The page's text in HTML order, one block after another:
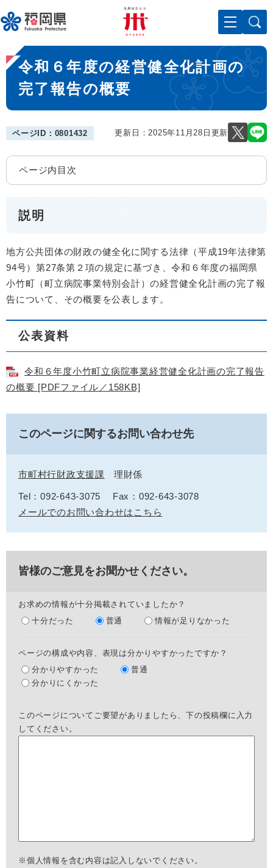
ー
ジ
先
頭
。
メニューを飛ばして本文へ
本
文
令和６年度の経営健全化計画の
完了報告の概要
ページID：0801432 更新日：2025年11月28日更新
ページ内目次
説明
地方公共団体の財政の健全化に関する法律（平成19年法律第
94号）第27条第２項の規定に基づき、令和６年度の福岡県
小竹町（町立病院事業特別会計）の経営健全化計画の完了報
告について、その概要を公表します。
公表資料
令和６年度小竹町立病院事業経営健全化計画の完了報告
の概要 [PDFファイル／158KB]
このページに関するお問い合わせ先
市町村行財政支援課 理財係
Tel：092-643-3075
Fax：092-643-3078
メールでのお問い合わせはこちら
皆様のご意見をお聞かせください。
お求めの情報が十分掲載されていましたか？
十分だった
普通 情報が足りなかった
ページの構成や内容、表現は分かりやすかったですか？
分かりやすかった
普通
分かりにくかった
このページについてご要望がありましたら、下の投稿欄に入力
してください。
※個人情報を含む内容は記入しないでください。